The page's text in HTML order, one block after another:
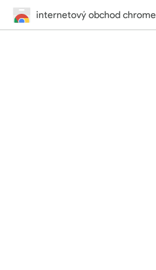
internetový obchod chrome